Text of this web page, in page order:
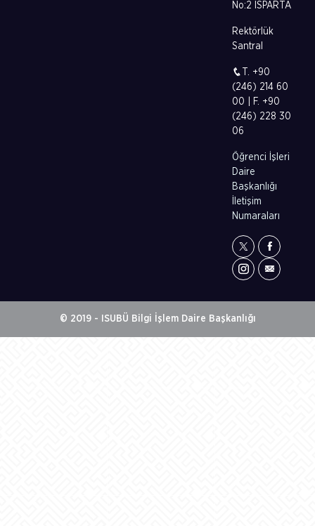
No:2 ISPARTA
Rektörlük
Santral
T. +90
(246) 214 60
00 | F. +90
(246) 228 30
06
Öğrenci İşleri
Daire
Başkanlığı
İletişim
Numaraları
© 2019 - ISUBÜ Bilgi İşlem Daire Başkanlığı